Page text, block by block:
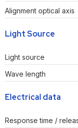
Alignment optical axis
Light Source
Light source
Wave length
Electrical data
Response time /